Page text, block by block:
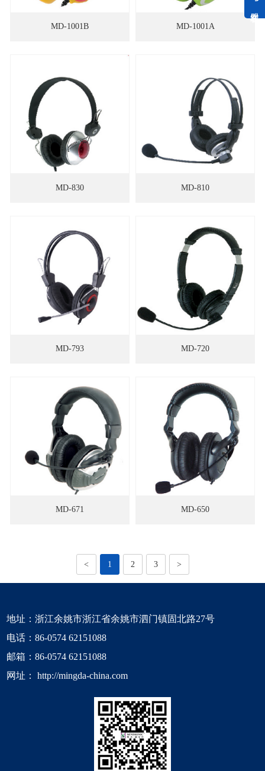
MD-1001B MD-1001A
MD-830 MD-810
MD-793 MD-720
MD-671 MD-650
< 1 2 3 >
地址：浙江余姚市浙江省余姚市泗门镇固北路27号
电话：86-0574 62151088
邮箱：86-0574 62151088
网址：http://mingda-china.com